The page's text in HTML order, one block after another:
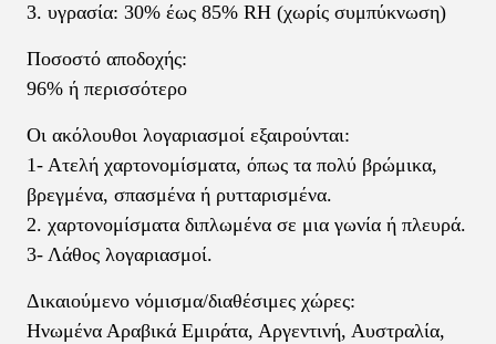
3. υγρασία: 30% έως 85% RH (χωρίς συμπύκνωση)
Ποσοστό αποδοχής:
96% ή περισσότερο
Οι ακόλουθοι λογαριασμοί εξαιρούνται:
1- Ατελή χαρτονομίσματα, όπως τα πολύ βρώμικα,
βρεγμένα, σπασμένα ή ρυτταρισμένα.
2. χαρτονομίσματα διπλωμένα σε μια γωνία ή πλευρά.
3- Λάθος λογαριασμοί.
Δικαιούμενο νόμισμα/διαθέσιμες χώρες:
Ηνωμένα Αραβικά Εμιράτα, Αργεντινή, Αυστραλία,